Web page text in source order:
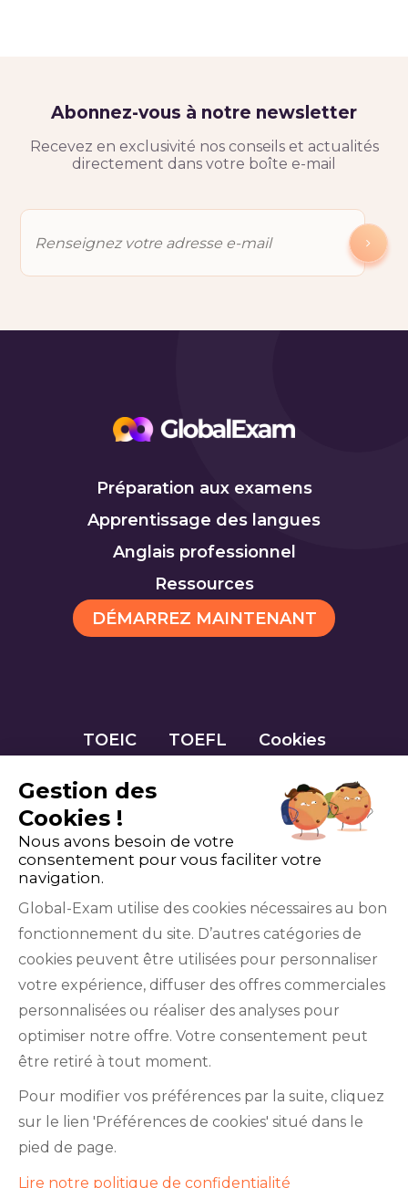
Abonnez-vous à notre newsletter
Recevez en exclusivité nos conseils et actualités
directement dans votre boîte e-mail
Préparation aux examens
Apprentissage des langues
Anglais professionnel
Ressources
DÉMARREZ MAINTENANT
TOEIC TOEFL Cookies
Twitter YouTube
institutions qui gèrent les examens officiels du
BRIGHT English, de l’IELTS, du TOEFL ITP®, des
Gestion des
Cookies !
Nous avons besoin de votre
consentement pour vous faciliter votre
navigation.
Global-Exam utilise des cookies nécessaires au bon
fonctionnement du site. D’autres catégories de
cookies peuvent être utilisées pour personnaliser
votre expérience, diffuser des offres commerciales
personnalisées ou réaliser des analyses pour
optimiser notre offre. Votre consentement peut
être retiré à tout moment.
Pour modifier vos préférences par la suite, cliquez
sur le lien 'Préférences de cookies' situé dans le
pied de page.
Lire notre politique de confidentialité